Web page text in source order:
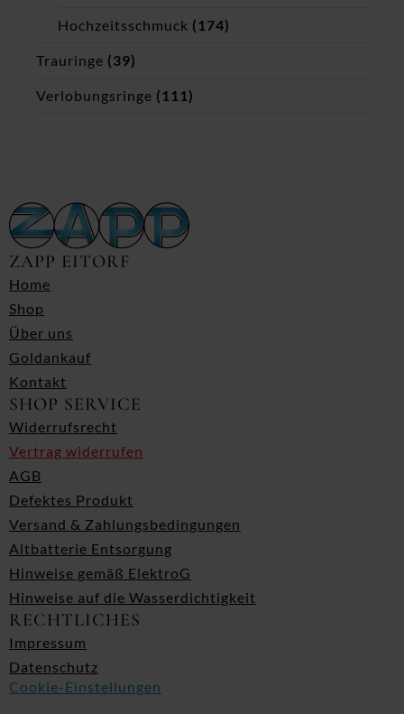
Hochzeitsschmuck (174)
Trauringe (39)
Verlobungsringe (111)
ZAPP EITORF
Home
Shop
Über uns
Goldankauf
Kontakt
SHOP SERVICE
Widerrufsrecht
Vertrag widerrufen
AGB
Defektes Produkt
Versand & Zahlungsbedingungen
Altbatterie Entsorgung
Hinweise gemäß ElektroG
Hinweise auf die Wasserdichtigkeit
RECHTLICHES
Impressum
Datenschutz
Cookie-Einstellungen